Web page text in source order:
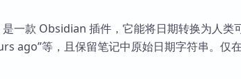
一款 Obsidian 插件，它能将日期转换为人类
ago”等，且保留笔记中原始日期字符串。仅